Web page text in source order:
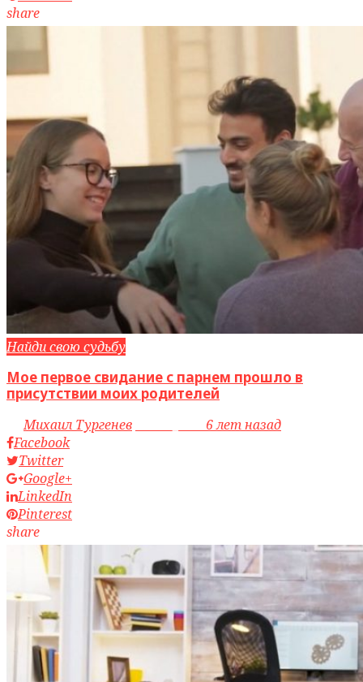
share
Найди свою судьбу
Мое первое свидание с парнем прошло в
присутствии моих родителей
byМихаил Тургенев
6 лет назад
Facebook
Twitter
Google+
LinkedIn
Pinterest
share